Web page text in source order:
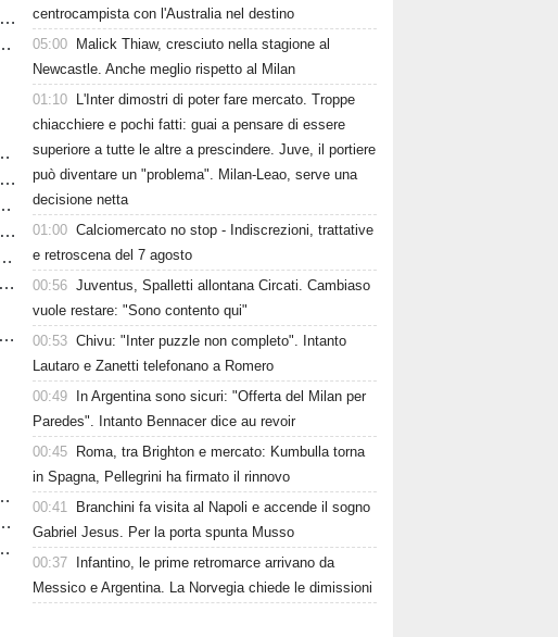
centrocampista con l'Australia nel destino
05:00
Malick Thiaw, cresciuto nella stagione al
Newcastle. Anche meglio rispetto al Milan
01:10
L'Inter dimostri di poter fare mercato. Troppe
chiacchiere e pochi fatti: guai a pensare di essere
superiore a tutte le altre a prescindere. Juve, il portiere
può diventare un "problema". Milan-Leao, serve una
decisione netta
01:00 Calciomercato no stop - Indiscrezioni, trattative
e retroscena del 7 agosto
00:56 Juventus, Spalletti allontana Circati. Cambiaso
vuole restare: "Sono contento qui"
00:53 Chivu: "Inter puzzle non completo". Intanto
Lautaro e Zanetti telefonano a Romero
00:49
In Argentina sono sicuri: "Offerta del Milan per
Paredes". Intanto Bennacer dice au revoir
00:45
Roma, tra Brighton e mercato: Kumbulla torna
in Spagna, Pellegrini ha firmato il rinnovo
00:41
Branchini fa visita al Napoli e accende il sogno
Gabriel Jesus. Per la porta spunta Musso
00:37
Infantino, le prime retromarce arrivano da
Messico e Argentina. La Norvegia chiede le dimissioni